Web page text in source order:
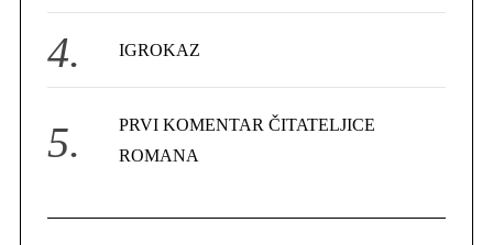
IGROKAZ
PRVI KOMENTAR ČITATELJICE
ROMANA